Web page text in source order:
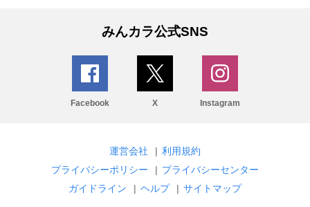
みんカラ公式SNS
Facebook X Instagram
運営会社 | 利用規約
プライバシーポリシー
| プライバシーセンター
ガイドライン
| ヘルプ | サイトマップ